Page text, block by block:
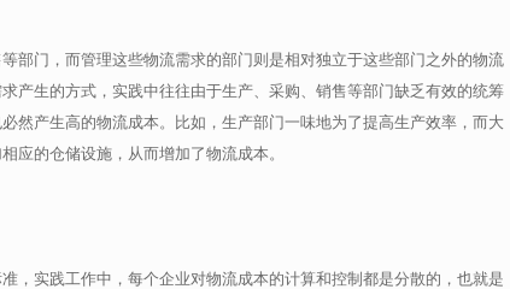
部门，而管理这些物流需求的部门则是相对独立于这些部门之外的物流
产生的方式，实践中往往由于生产、采购、销售等部门缺乏有效的统筹
然产生高的物流成本。比如，生产部门一味地为了提高生产效率，而大
应的仓储设施，从而增加了物流成本。
，实践工作中，每个企业对物流成本的计算和控制都是分散的，也就是